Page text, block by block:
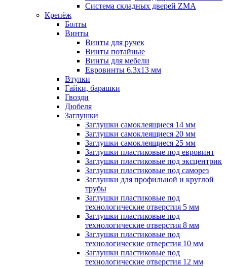
Система складных дверей ZMA
Крепёж
Болты
Винты
Винты для ручек
Винты потайные
Винты для мебели
Евровинты 6.3х13 мм
Втулки
Гайки, барашки
Гвозди
Дюбеля
Заглушки
Заглушки самоклеящиеся 14 мм
Заглушки самоклеящиеся 20 мм
Заглушки самоклеящиеся 25 мм
Заглушки пластиковые под евровинт
Заглушки пластиковые под эксцентрик
Заглушки пластиковые под саморез
Заглушки для профильной и круглой
трубы
Заглушки пластиковые под
технологические отверстия 5 мм
Заглушки пластиковые под
технологические отверстия 8 мм
Заглушки пластиковые под
технологические отверстия 10 мм
Заглушки пластиковые под
технологические отверстия 12 мм